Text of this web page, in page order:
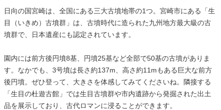
日向の国宮崎は、全国にある三大古墳地帯の1つ。宮崎市にある「生
目（いきめ）古墳群」は、古墳時代に造られた九州地方最大級の古
墳群で、日本遺産にも認定されています。
園内には前方後円墳8基、円墳25基など全部で50基の古墳がありま
す。なかでも、3号墳は長さ約137m、高さ約11mもある巨大な前方
後円墳。ぜひ登って、大きさを体感してみてくださいね。隣接する
「生目の杜遊古館」では生目古墳群や市内遺跡から発掘された出土
品を展示しており、古代ロマンに浸ることができます。